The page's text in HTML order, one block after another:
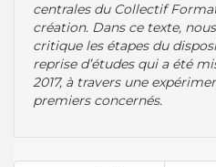
centrales du Collectif
création. Dans ce texte,
critique les étapes du
reprise d’études qui a été
2017, à travers une
premiers concernés.